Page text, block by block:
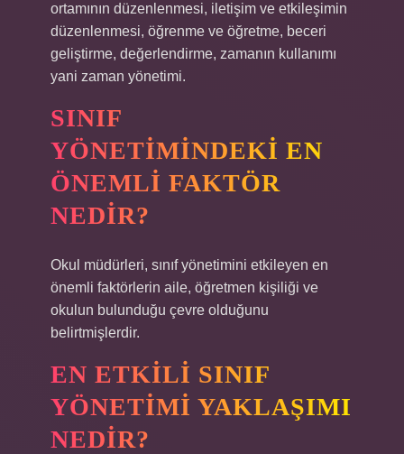
ortamının düzenlenmesi, iletişim ve etkileşimin
düzenlenmesi, öğrenme ve öğretme, beceri
geliştirme, değerlendirme, zamanın kullanımı
yani zaman yönetimi.
SINIF
YÖNETIMINDEKI EN
ÖNEMLI FAKTÖR
NEDIR?
Okul müdürleri, sınıf yönetimini etkileyen en
önemli faktörlerin aile, öğretmen kişiliği ve
okulun bulunduğu çevre olduğunu
belirtmişlerdir.
EN ETKILI SINIF
YÖNETIMI YAKLAŞIMI
NEDIR?